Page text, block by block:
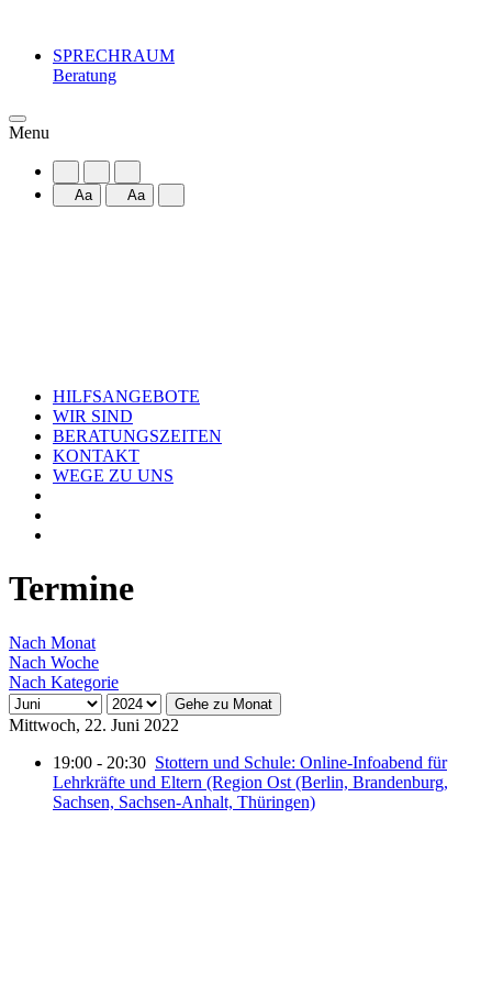
SPRECHRAUM
Beratung
Menu
Aa Aa
HILFSANGEBOTE
WIR SIND
BERATUNGSZEITEN
KONTAKT
WEGE ZU UNS
Termine
Nach Monat
Nach Woche
Nach Kategorie
Gehe zu Monat
Mittwoch, 22. Juni 2022
19:00 - 20:30 Stottern und Schule: Online-Infoabend für
Lehrkräfte und Eltern (Region Ost (Berlin, Brandenburg,
Sachsen, Sachsen-Anhalt, Thüringen)